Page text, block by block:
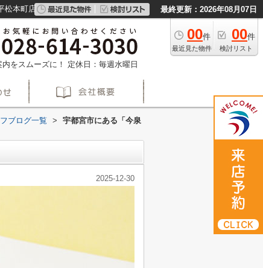
松本町店 最終更新：2026年08月07日
00件
最近見た物件
00件
検討リスト
をスムーズに！ 定休日：毎週水曜日
ブログ一覧 >
宇都宮市にある「今泉
2025-12-30